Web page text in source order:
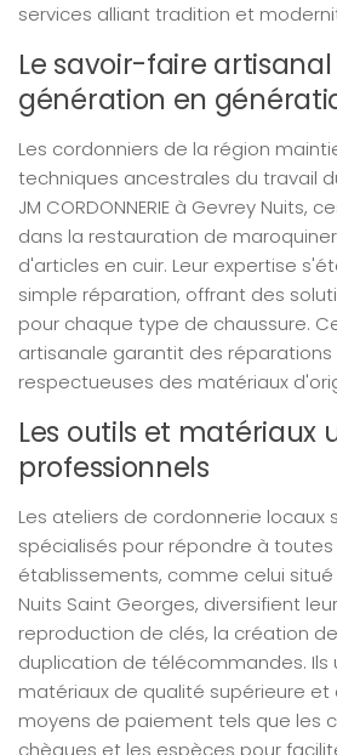
services alliant tradition et
Le savoir-faire
génération en
Les cordonniers de la région
techniques ancestrales du travail
JM CORDONNERIE à Gevrey Nuits,
dans la restauration de
d'articles en cuir. Leur expertise
simple réparation, offrant des
pour chaque type de chaussure.
artisanale garantit des
respectueuses des matériaux
Les outils et matériaux
professionnels
Les ateliers de cordonnerie locaux
spécialisés pour répondre à
établissements, comme celui situé
Nuits Saint Georges, diversifient
reproduction de clés, la création
duplication de télécommandes. Ils
matériaux de qualité supérieure
moyens de paiement tels que les
chèques et les espèces pour